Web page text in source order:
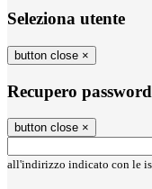
Seleziona utente
button close ×
Recupero password
button close ×
all'indirizzo indicato con le